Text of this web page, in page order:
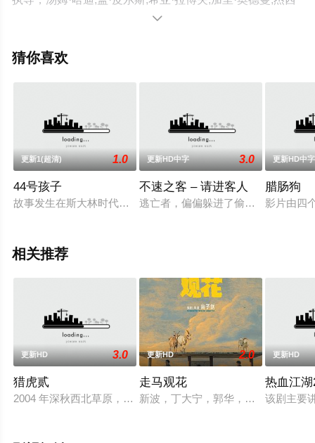
卡·查斯坦,米娅·华希科沃斯卡,戴恩·德哈恩,诺亚·泰勒,杰森·
清无删减完整版电影大全就上天堂电影网，更多相关信息

猜你喜欢
更新1(超清) 1.0
44号孩子
故事发生在斯大林时代的前苏联，男主角LeoDemidov是一名苏
更新HD中字 3.0
不速之客 – 请进客人
逃亡者，偏偏躲进了偷情现场。因同
更新HD中字
腊肠狗
影片由四
相关推荐
更新HD 3.0
猎虎贰
2004 年深秋西北草原，假交警截停铜矿押运车，炸药破箱、两
更新HD 2.0
走马观花
新波，丁大宁，郭华，程一木他们毕
更新HD
热血江湖
该剧主要